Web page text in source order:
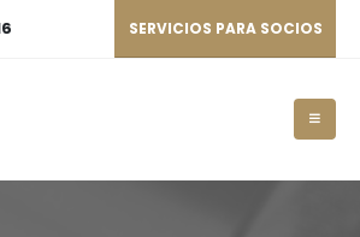
SERVICIOS PARA SOCIOS